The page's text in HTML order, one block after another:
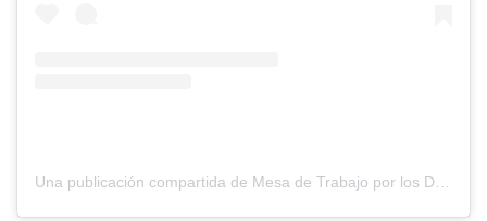
Una publicación compartida de Mesa de Trabajo por los Derechos Humanos de Córdoba (@mesaddhhcba)